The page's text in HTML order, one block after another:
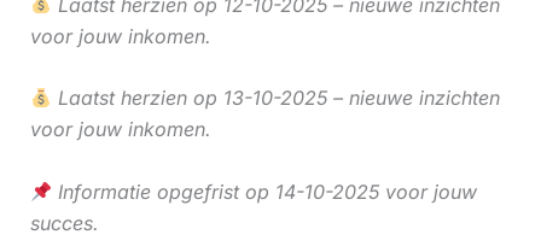
voor jouw inkomen.
Laatst herzien op 13-10-2025 – nieuwe inzichten
voor jouw inkomen.
Informatie opgefrist op 14-10-2025 voor jouw
succes.